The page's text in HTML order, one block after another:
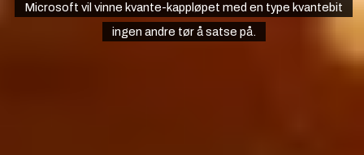
Microsoft vil vinne kvante-kappløpet med en type kvantebit
ingen andre tør å satse på.